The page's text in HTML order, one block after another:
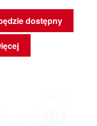
dostępny